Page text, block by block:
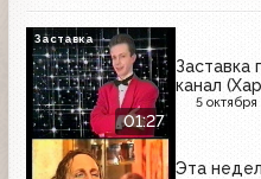
01:27
канал
5 октября
Заставка
Эта